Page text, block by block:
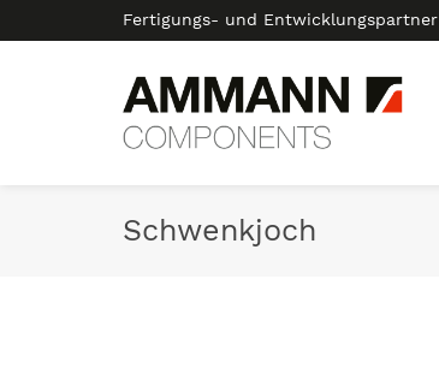
Fertigungs- und Entwicklungspartner
Schwenkjoch